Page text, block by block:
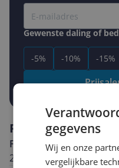
Gewenste daling of
-5% -10% -15%
Reviews
Frits van Velsen
21-09-2013
gegevens
Wij en onze
vergelijkbare